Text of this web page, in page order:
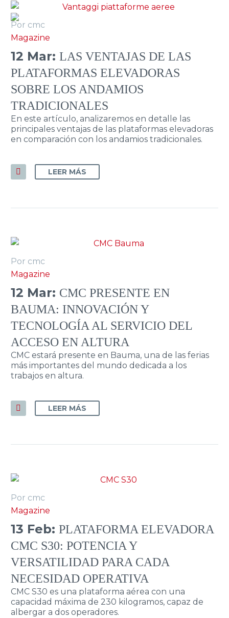
Por cmc
Magazine
12 Mar: LAS VENTAJAS DE LAS
PLATAFORMAS ELEVADORAS
SOBRE LOS ANDAMIOS
TRADICIONALES
En este artículo, analizaremos en detalle las
principales ventajas de las plataformas elevadoras
en comparación con los andamios tradicionales.
LEER MÁS
Por cmc
Magazine
12 Mar: CMC PRESENTE EN
BAUMA: INNOVACIÓN Y
TECNOLOGÍA AL SERVICIO DEL
ACCESO EN ALTURA
CMC estará presente en Bauma, una de las ferias
más importantes del mundo dedicada a los
trabajos en altura.
LEER MÁS
Por cmc
Magazine
13 Feb: PLATAFORMA ELEVADORA
CMC S30: POTENCIA Y
VERSATILIDAD PARA CADA
NECESIDAD OPERATIVA
CMC S30 es una plataforma aérea con una
capacidad máxima de 230 kilogramos, capaz de
albergar a dos operadores.